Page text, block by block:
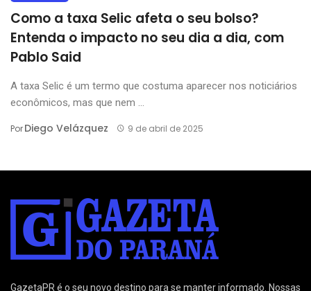
Como a taxa Selic afeta o seu bolso?
Entenda o impacto no seu dia a dia, com
Pablo Said
A taxa Selic é um termo que costuma aparecer nos noticiários
econômicos, mas que nem ...
PorDiego Velázquez 9 de abril de 2025
GazetaPR é o seu novo destino para se manter informado. Nossas